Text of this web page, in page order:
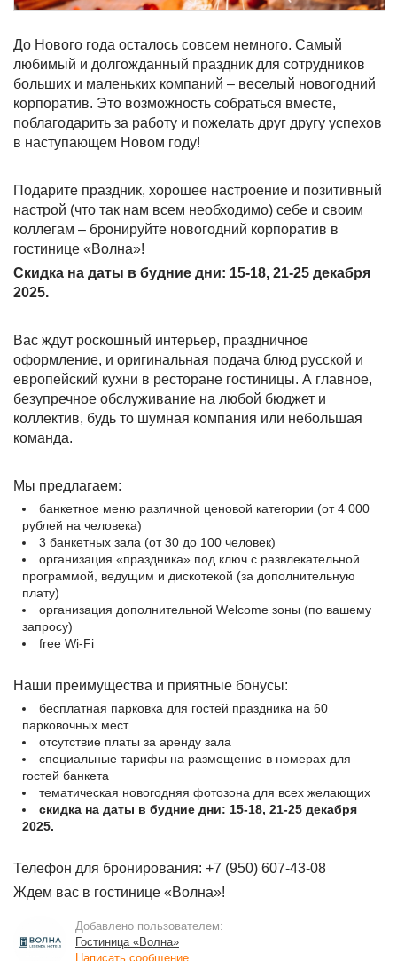
До Нового года осталось совсем немного. Самый
любимый и долгожданный праздник для сотрудников
больших и маленьких компаний – веселый новогодний
корпоратив. Это возможность собраться вместе,
поблагодарить за работу и пожелать друг другу успехов
в наступающем Новом году!
Подарите праздник, хорошее настроение и позитивный
настрой (что так нам всем необходимо) себе и своим
коллегам – бронируйте новогодний корпоратив в
гостинице «Волна»!
Скидка на даты в будние дни: 15-18, 21-25 декабря
2025.
Вас ждут роскошный интерьер, праздничное
оформление, и оригинальная подача блюд русской и
европейский кухни в ресторане гостиницы. А главное,
безупречное обслуживание на любой бюджет и
коллектив, будь то шумная компания или небольшая
команда.
Мы предлагаем:
банкетное меню различной ценовой категории (от 4 000
рублей на человека)
3 банкетных зала (от 30 до 100 человек)
организация «праздника» под ключ с развлекательной
программой, ведущим и дискотекой (за дополнительную
плату)
организация дополнительной Welcome зоны (по вашему
запросу)
free Wi-Fi
Наши преимущества и приятные бонусы:
бесплатная парковка для гостей праздника на 60
парковочных мест
отсутствие платы за аренду зала
специальные тарифы на размещение в номерах для
гостей банкета
тематическая новогодняя фотозона для всех желающих
скидка на даты в будние дни: 15-18, 21-25 декабря
2025.
Телефон для бронирования: +7 (950) 607-43-08
Ждем вас в гостинице «Волна»!
Добавлено пользователем:
Гостиница «Волна»
Написать сообщение